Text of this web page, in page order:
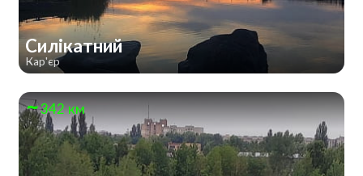
Силікатний
Кар'єр
342 км